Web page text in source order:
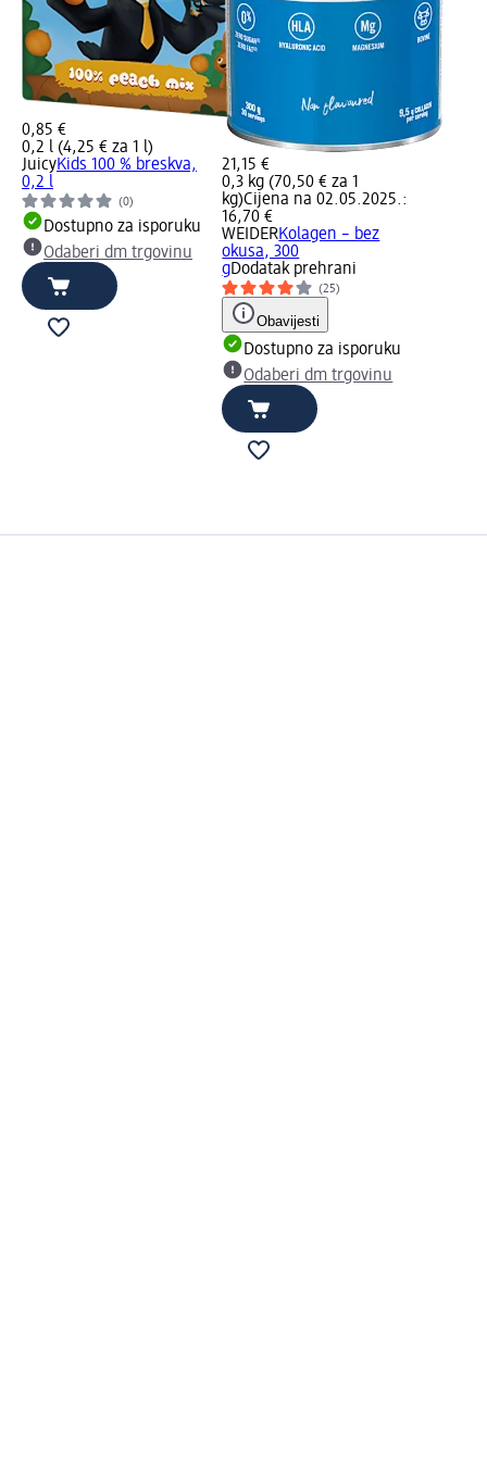
0,85 €
0,2 l (4,25 € za 1 l)
JuicyKids 100 % breskva,
0,2 l
(0)
Dostupno za isporuku
Odaberi dm trgovinu
21,15 €
0,3 kg (70,50 € za 1
kg)Cijena na 02.05.2025.:
16,70 €
WEIDERKolagen – bez
okusa, 300
gDodatak prehrani
(25)
Obavijesti
Dostupno za isporuku
Odaberi dm trgovinu